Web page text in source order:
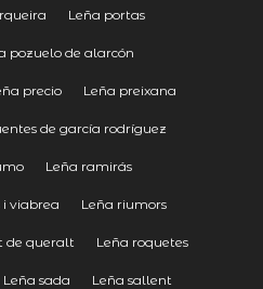
Leña portas
pozuelo de alarcón
precio Leña preixana
de garcía rodríguez
Leña ramirás
i viabrea Leña riumors
de queralt Leña roquetes
Leña sada Leña sallent